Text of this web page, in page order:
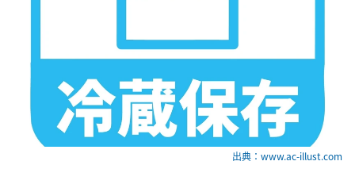
出典：www.ac-illust.com